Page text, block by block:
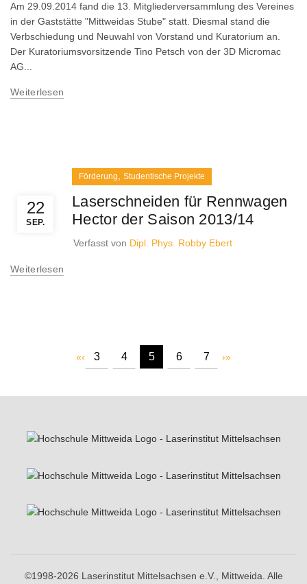
Am 29.09.2014 fand die 13. Mitgliederversammlung des Vereines
in der Gaststätte "Mittweidas Stube" statt. Diesmal stand die
Verbschiedung und Neuwahl von Vorstand und Kuratorium an.
Der Kuratoriumsvorsitzende Tino Petsch von der 3D Micromac
AG...
Weiterlesen
22
SEP.
Förderung Studentische Projekte
Laserschneiden für Rennwagen
Hector der Saison 2013/14
Verfasst von Dipl. Phys. Robby Ebert
Weiterlesen
«‹ 3 4 5 6 7 ›»
©1998-2026 Laserinstitut Mittelsachsen e.V., Mittweida. Alle